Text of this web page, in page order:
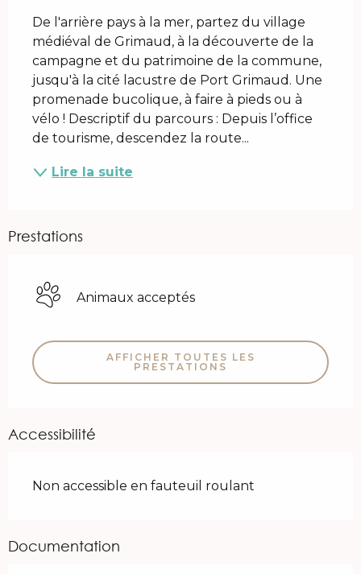
De l'arrière pays à la mer, partez du village
médiéval de Grimaud, à la découverte de la
campagne et du patrimoine de la commune,
jusqu'à la cité lacustre de Port Grimaud. Une
promenade bucolique, à faire à pieds ou à
vélo ! Descriptif du parcours : Depuis l’office
de tourisme, descendez la route...
Lire la suite
Prestations
Animaux acceptés
AFFICHER TOUTES LES
PRESTATIONS
Accessibilité
Non accessible en fauteuil roulant
Documentation